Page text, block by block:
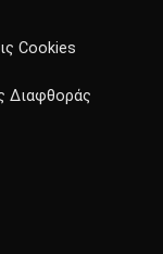
Cookies
Διαφθοράς